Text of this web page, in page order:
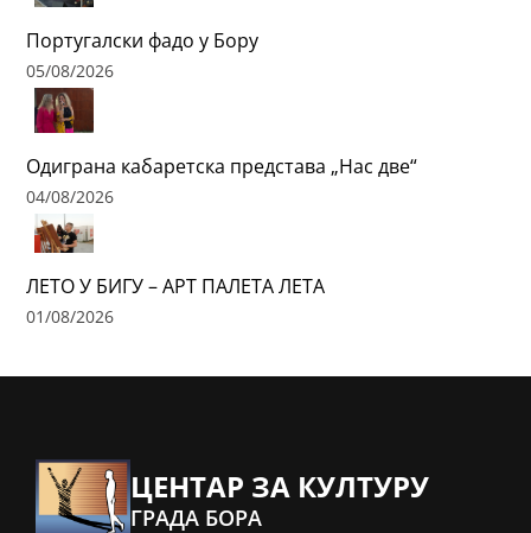
Португалски фадо у Бору
05/08/2026
Одиграна кабаретска представа „Нас две“
04/08/2026
ЛЕТО У БИГУ – АРТ ПАЛЕТА ЛЕТА
01/08/2026
ЦЕНТАР ЗА КУЛТУРУ
ГРАДА БОРА